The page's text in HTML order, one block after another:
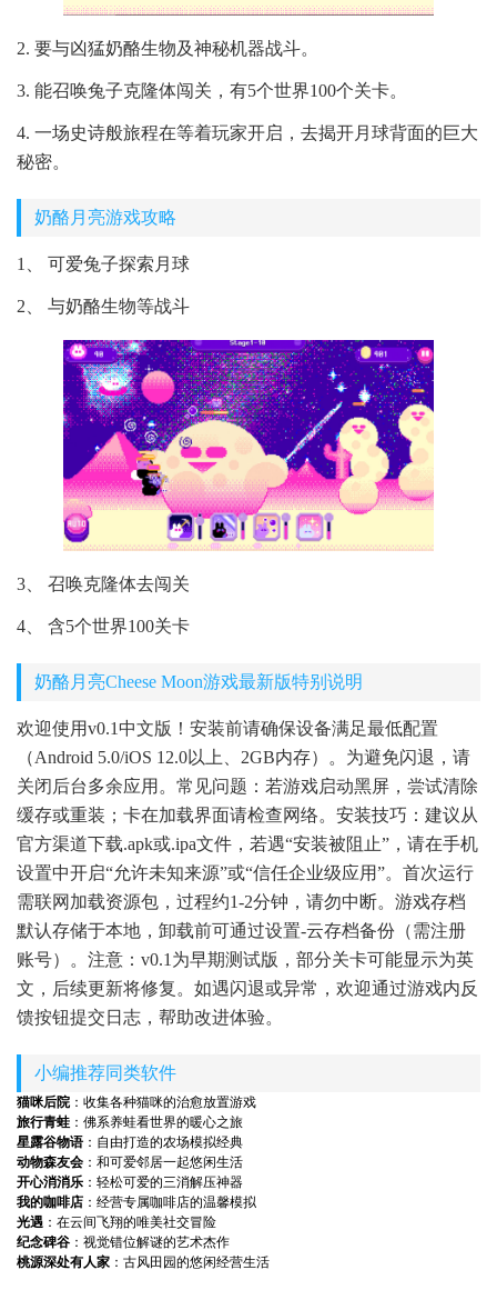
2. 要与凶猛奶酪生物及神秘机器战斗。
3. 能召唤兔子克隆体闯关，有5个世界100个关卡。
4. 一场史诗般旅程在等着玩家开启，去揭开月球背面的巨大
秘密。
奶酪月亮游戏攻略
1、 可爱兔子探索月球
2、 与奶酪生物等战斗
3、 召唤克隆体去闯关
4、 含5个世界100关卡
奶酪月亮Cheese Moon游戏最新版特别说明
欢迎使用v0.1中文版！安装前请确保设备满足最低配置
（Android 5.0/iOS 12.0以上、2GB内存）。为避免闪退，请
关闭后台多余应用。常见问题：若游戏启动黑屏，尝试清除
缓存或重装；卡在加载界面请检查网络。安装技巧：建议从
官方渠道下载.apk或.ipa文件，若遇“安装被阻止”，请在手机
设置中开启“允许未知来源”或“信任企业级应用”。首次运行
需联网加载资源包，过程约1-2分钟，请勿中断。游戏存档
默认存储于本地，卸载前可通过设置-云存档备份（需注册
账号）。注意：v0.1为早期测试版，部分关卡可能显示为英
文，后续更新将修复。如遇闪退或异常，欢迎通过游戏内反
馈按钮提交日志，帮助改进体验。
小编推荐同类软件
猫咪后院 ：收集各种猫咪的治愈放置游戏
旅行青蛙 ：佛系养蛙看世界的暖心之旅
星露谷物语 ：自由打造的农场模拟经典
动物森友会 ：和可爱邻居一起悠闲生活
开心消消乐 ：轻松可爱的三消解压神器
我的咖啡店 ：经营专属咖啡店的温馨模拟
光遇 ：在云间飞翔的唯美社交冒险
纪念碑谷 ：视觉错位解谜的艺术杰作
桃源深处有人家 ：古风田园的悠闲经营生活